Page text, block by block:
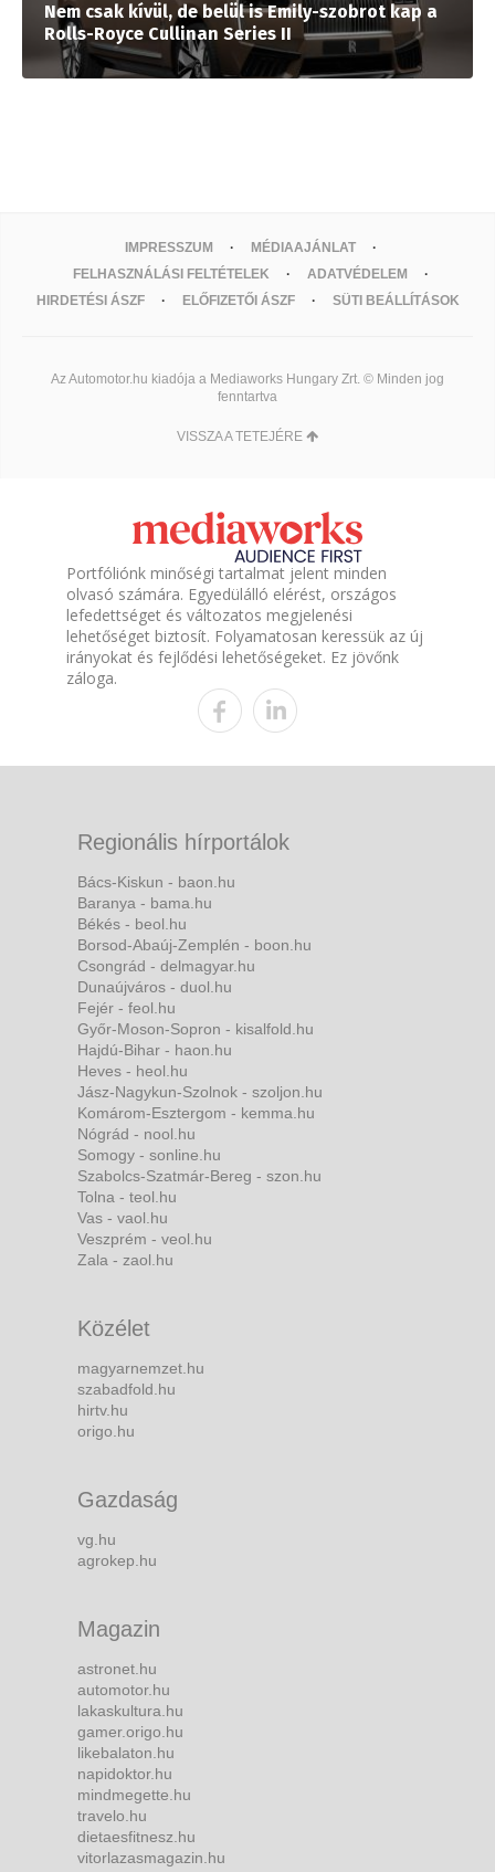
Nem csak kívül, de belül is Emily-szobrot kap a
Rolls-Royce Cullinan Series II
IMPRESSZUM
MÉDIAAJÁNLAT
FELHASZNÁLÁSI FELTÉTELEK
ADATVÉDELEM
HIRDETÉSI ÁSZF
ELŐFIZETŐI ÁSZF SÜTI BEÁLLÍTÁSOK
Az Automotor.hu kiadója a Mediaworks Hungary Zrt. © Minden jog
fenntartva
VISSZA A TETEJÉRE
Portfóliónk minőségi tartalmat jelent minden
olvasó számára. Egyedülálló elérést, országos
lefedettséget és változatos megjelenési
lehetőséget biztosít. Folyamatosan keressük az új
irányokat és fejlődési lehetőségeket. Ez jövőnk
záloga.
Regionális hírportálok
Bács-Kiskun - baon.hu
Baranya - bama.hu
Békés - beol.hu
Borsod-Abaúj-Zemplén - boon.hu
Csongrád - delmagyar.hu
Dunaújváros - duol.hu
Fejér - feol.hu
Győr-Moson-Sopron - kisalfold.hu
Hajdú-Bihar - haon.hu
Heves - heol.hu
Jász-Nagykun-Szolnok - szoljon.hu
Komárom-Esztergom - kemma.hu
Nógrád - nool.hu
Somogy - sonline.hu
Szabolcs-Szatmár-Bereg - szon.hu
Tolna - teol.hu
Vas - vaol.hu
Veszprém - veol.hu
Zala - zaol.hu
Közélet
magyarnemzet.hu
szabadfold.hu
hirtv.hu
origo.hu
Gazdaság
vg.hu
agrokep.hu
Magazin
astronet.hu
automotor.hu
lakaskultura.hu
gamer.origo.hu
likebalaton.hu
napidoktor.hu
mindmegette.hu
travelo.hu
dietaesfitnesz.hu
vitorlazasmagazin.hu